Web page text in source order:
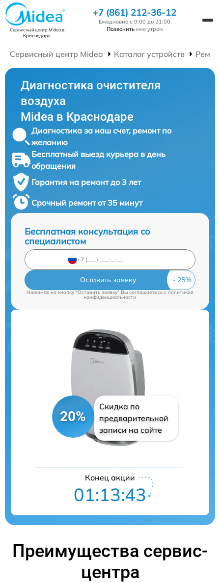
Сервисный центр Mideaв
Краснодаре
+7 (861) 212-36-12
Ежедневно с 9:00 до 21:00
Позвонить мне утром
Сервисный центр Midea Каталог устройств
Диагностика очистителя
воздуха
Midea в Краснодаре
Диагностика за наш счет, ремонт по
желанию
Бесплатный выезд курьера в день
обращения
Гарантия на ремонт до 3 лет
Срочный ремонт от 35 минут
Бесплатная консультация со
специалистом
Оставить заявку
Нажимая на кнопку "Оставить заявку" Вы соглашаетесь cполитикой
конфиденциальности
20%
Скидка по
предварительной
записи на сайте
Конец акции
01:13:43
Преимущества сервис-
центра